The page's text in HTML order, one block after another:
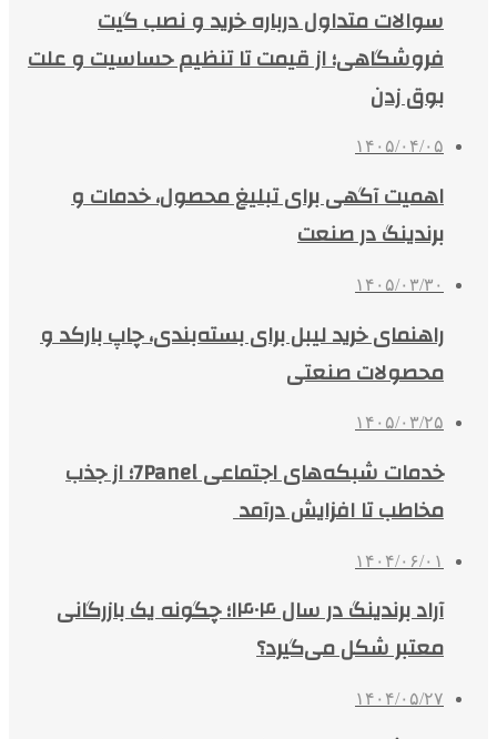
سوالات متداول درباره خرید و نصب گیت
فروشگاهی؛ از قیمت تا تنظیم حساسیت و علت
بوق زدن
۱۴۰۵/۰۴/۰۵
اهمیت آگهی برای تبلیغ محصول، خدمات و
برندینگ در صنعت
۱۴۰۵/۰۳/۳۰
راهنمای خرید لیبل برای بسته‌بندی، چاپ بارکد و
محصولات صنعتی
۱۴۰۵/۰۳/۲۵
خدمات شبکه‌های اجتماعی 7Panel؛ از جذب
مخاطب تا افزایش درآمد
۱۴۰۴/۰۶/۰۱
آراد برندینگ در سال ۱۴۰۴؛ چگونه یک بازرگانی
معتبر شکل می‌گیرد؟
۱۴۰۴/۰۵/۲۷